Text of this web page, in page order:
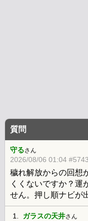
質問
守るさん
2026/08/06 01:04
穢れ解放からの回想
くくないですか？運
せん。押し順ナビが
1. ガラスの天井さん